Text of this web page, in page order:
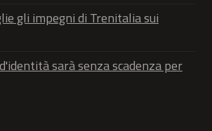
gli impegni di Trenitalia sui
sarà senza scadenza per